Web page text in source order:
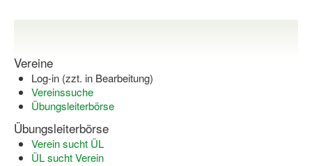
Reha-Sportangebote in NRW suchen
Sportjugend
Vorstand Sportjugend
Vereine
Log-in (zzt. in Bearbeitung)
Vereinssuche
Übungsleiterbörse
Übungsleiterbörse
Verein sucht ÜL
ÜL sucht Verein